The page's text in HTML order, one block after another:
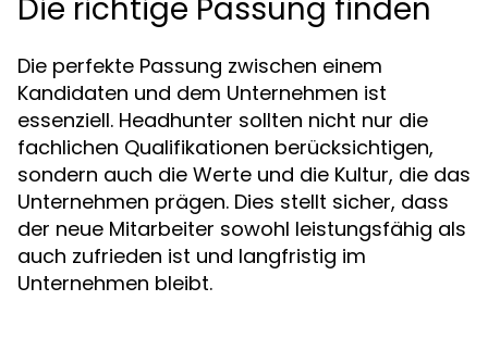
Die richtige Passung finden
Die perfekte Passung zwischen einem
Kandidaten und dem Unternehmen ist
essenziell. Headhunter sollten nicht nur die
fachlichen Qualifikationen berücksichtigen,
sondern auch die Werte und die Kultur, die das
Unternehmen prägen. Dies stellt sicher, dass
der neue Mitarbeiter sowohl leistungsfähig als
auch zufrieden ist und langfristig im
Unternehmen bleibt.